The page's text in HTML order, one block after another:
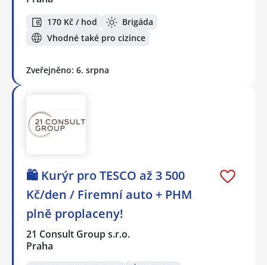
170 Kč / hod
Brigáda
Vhodné také pro cizince
Zveřejněno: 6. srpna
🛍️ Kurýr pro TESCO až 3 500
Kč/den / Firemní auto + PHM
plně proplaceny!
21 Consult Group s.r.o.
Praha